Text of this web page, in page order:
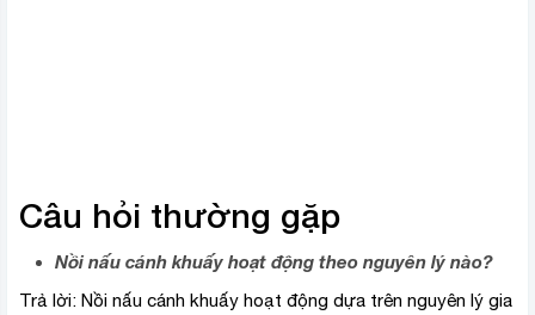
Câu hỏi thường gặp
Nồi nấu cánh khuấy hoạt động theo nguyên lý nào?
Trả lời: Nồi nấu cánh khuấy hoạt động dựa trên nguyên lý gia